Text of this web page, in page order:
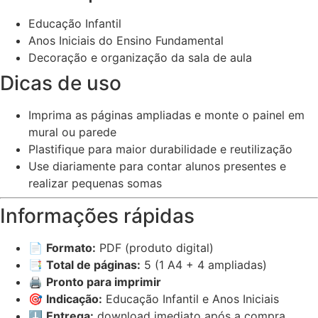
Educação Infantil
Anos Iniciais do Ensino Fundamental
Decoração e organização da sala de aula
Dicas de uso
Imprima as páginas ampliadas e monte o painel em
mural ou parede
Plastifique para maior durabilidade e reutilização
Use diariamente para contar alunos presentes e
realizar pequenas somas
Informações rápidas
📄 Formato: PDF (produto digital)
📑 Total de páginas: 5 (1 A4 + 4 ampliadas)
🖨️ Pronto para imprimir
🎯 Indicação: Educação Infantil e Anos Iniciais